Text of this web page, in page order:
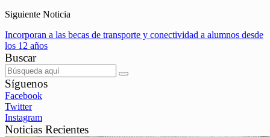
Siguiente Noticia
Incorporan a las becas de transporte y conectividad a alumnos desde
los 12 años
Buscar
Síguenos
Facebook
Twitter
Instagram
Noticias Recientes